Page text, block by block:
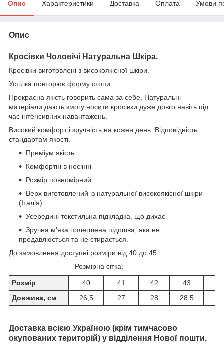
Опис Характеристики Доставка Оплата Умови
Опис
Кросівки Чоловічі Натуральна Шкіра.
Кросівки виготовлені з високоякісної шкіри.
Устілка повторює форму стопи.
Прекрасна якість говорить сама за себе. Натуральні
матеріали дають змогу носити кросівки дуже довго навіть під
час інтенсивних навантажень.
Високий комфорт і зручність на кожен день. Відповідність
стандартам якості.
Преміум якість
Комфортні в носінні
Розмір повномірний
Верх виготовлений із натуральної високоякісної шкіри
(Італія)
Усередині текстильна підкладка, що дихає
Зручна м'яка полегшена підошва, яка не
продавлюється та не стирається.
До замовлення доступні розміри від 40 до 45:
Розмірна сітка:
Розмір 40 41 42 43
Довжина, см
26,5 27 28 28,5
Доставка всією Україною (крім тимчасово
окупованих територій) у відділення Нової пошти.